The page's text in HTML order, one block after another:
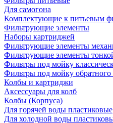
Для самогона
Комплектующие к питьевым
Фильтрующие элементы
Наборы картриджей
Фильтрующие элементы
Фильтрующие элементы
Фильтры под мойку
Фильтры под мойку обратного
Колбы и картриджи
Аксессуары для колб
Колбы (Корпуса)
Для горячей воды пластиковые
Для холодной воды